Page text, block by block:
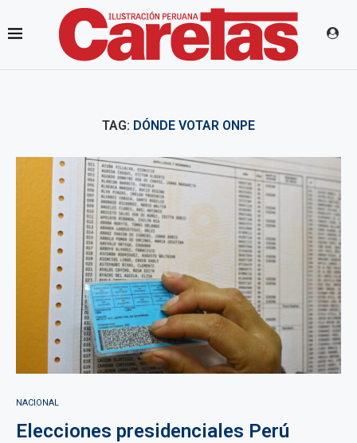
TAG: DÓNDE VOTAR ONPE
NACIONAL
Elecciones presidenciales Perú